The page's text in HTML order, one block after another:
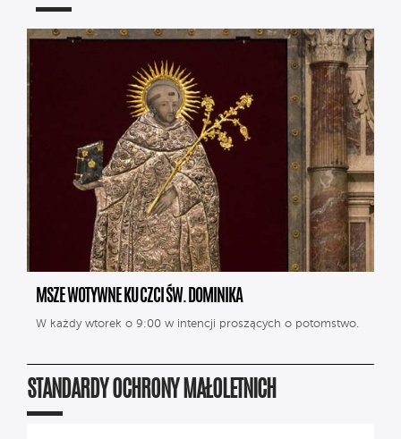
MSZE WOTYWNE KU CZCI ŚW. DOMINIKA
W każdy wtorek o 9:00 w intencji proszących o potomstwo.
STANDARDY OCHRONY MAŁOLETNICH